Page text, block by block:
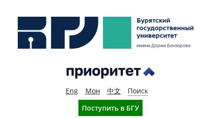
Eng Мон 中文
Поиск
Поступить в БГУ